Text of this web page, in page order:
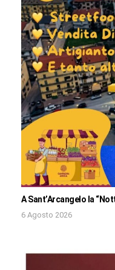
A Sant’Arcangelo la
6 Agosto 2026